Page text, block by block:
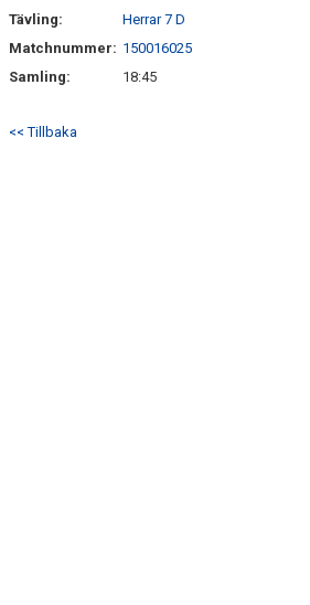
Tävling:
Herrar 7 D
Matchnummer: 150016025
Samling:
18:45
<< Tillbaka